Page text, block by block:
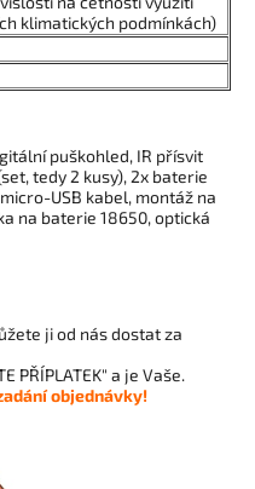
klimatických podmínkách)
puškohled, IR přísvit
tedy 2 kusy), 2x baterie
USB kabel, montáž na
na baterie 18650, optická
ji od nás dostat za
PŘÍPLATEK" a je Vaše.
objednávky!